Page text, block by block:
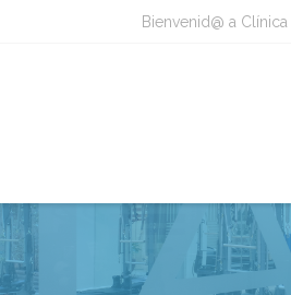
Bienvenid@ a